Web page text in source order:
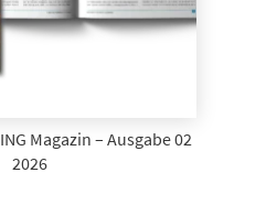
Magazin – Ausgabe 02
2026